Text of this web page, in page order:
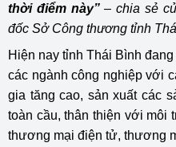
thời điểm này”– chia sẻ
đốc Sở Công thương tỉnh
Hiện nay tỉnh Thái Bình
các ngành công nghiệp với
gia tăng cao, sản xuất các
toàn cầu, thân thiện với môi
thương mại điện tử, thương